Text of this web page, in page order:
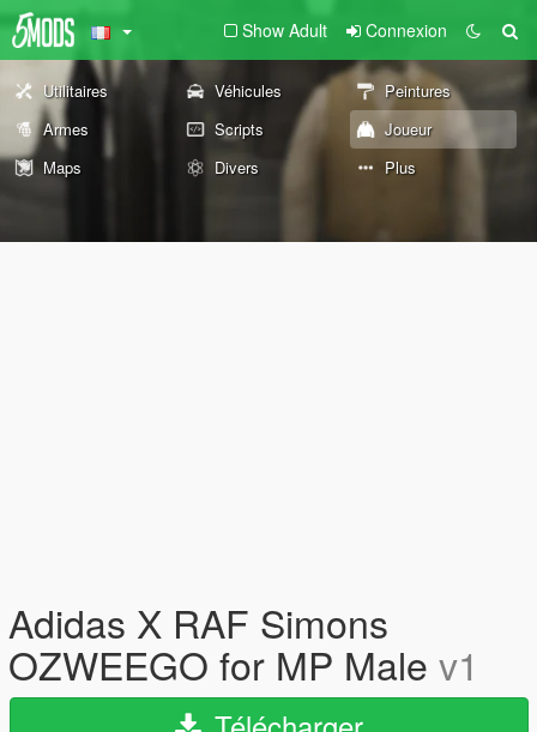
Show Adult Connexion
Utilitaires Véhicules
Peintures
Armes
Scripts
Joueur
Maps
Divers Plus
Adidas X RAF Simons
OZWEEGO for MP Male v1